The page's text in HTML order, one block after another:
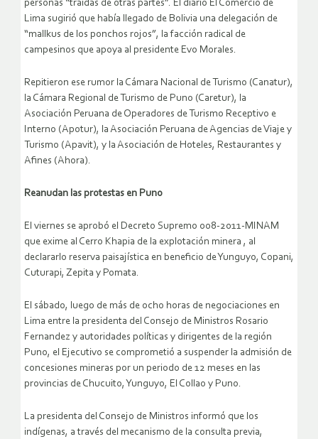
personas “traídas de otras partes”. El diario El Comercio de
Lima sugirió que había llegado de Bolivia una delegación de
“mallkus de los ponchos rojos”, la facción radical de
campesinos que apoya al presidente Evo Morales.
Repitieron ese rumor la Cámara Nacional de Turismo (Canatur),
la Cámara Regional de Turismo de Puno (Caretur), la
Asociación Peruana de Operadores de Turismo Receptivo e
Interno (Apotur), la Asociación Peruana de Agencias de Viaje y
Turismo (Apavit), y la Asociación de Hoteles, Restaurantes y
Afines (Ahora).
Reanudan las protestas en Puno
El viernes se aprobó el Decreto Supremo 008-2011-MINAM
que exime al Cerro Khapia de la explotación minera , al
declararlo reserva paisajística en beneficio de Yunguyo, Copani,
Cuturapi, Zepita y Pomata.
El sábado, luego de más de ocho horas de negociaciones en
Lima entre la presidenta del Consejo de Ministros Rosario
Fernandez y autoridades políticas y dirigentes de la región
Puno, el Ejecutivo se comprometió a suspender la admisión de
concesiones mineras por un periodo de 12 meses en las
provincias de Chucuito, Yunguyo, El Collao y Puno.
La presidenta del Consejo de Ministros informó que los
indígenas, a través del mecanismo de la consulta previa,